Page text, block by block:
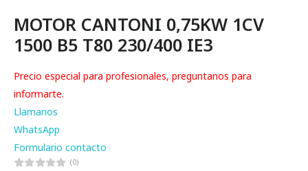
MOTOR CANTONI 0,75KW 1CV
1500 B5 T80 230/400 IE3
Precio especial para profesionales, preguntanos para
informarte.
Llamanos
WhatsApp
Formulario contacto
(0)